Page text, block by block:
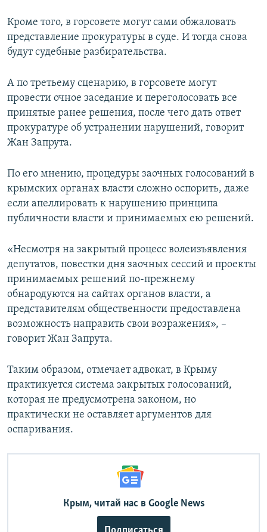
Кроме того, в горсовете могут сами обжаловать
представление прокуратуры в суде. И тогда снова
будут судебные разбирательства.
А по третьему сценарию, в горсовете могут
провести очное заседание и переголосовать все
принятые ранее решения, после чего дать ответ
прокуратуре об устранении нарушений, говорит
Жан Запрута.
По его мнению, процедуры заочных голосований в
крымских органах власти сложно оспорить, даже
если апеллировать к нарушению принципа
публичности власти и принимаемых ею решений.
«Несмотря на закрытый процесс волеизъявления
депутатов, повестки дня заочных сессий и проекты
принимаемых решений по-прежнему
обнародуются на сайтах органов власти, а
представителям общественности предоставлена
возможность направить свои возражения», –
говорит Жан Запрута.
Таким образом, отмечает адвокат, в Крыму
практикуется система закрытых голосований,
которая не предусмотрена законом, но
практически не оставляет аргументов для
оспаривания.
Крым, читай нас в Google News